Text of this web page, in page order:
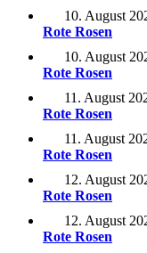
10. August
Rote Rosen
10. August
Rote Rosen
11. August
Rote Rosen
11. August
Rote Rosen
12. August
Rote Rosen
12. August
Rote Rosen